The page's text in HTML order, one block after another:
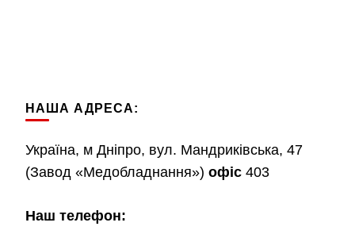
НАША АДРЕСА:
Україна, м Дніпро, вул. Мандриківська, 47
(Завод «Медобладнання») офіс 403
Наш телефон: